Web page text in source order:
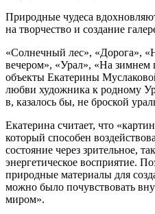
Природные чудеса
на творчество и создание
«Солнечный лес», «Дорога»,
вечером», «Урал», «На
объекты Екатерины
любви художника к родному
в, казалось бы, не броской
Екатерина считает, что
который способен
состояние через зрительное,
энергетическое восприятие.
природные материалы для
можно было почувствовать
миром».